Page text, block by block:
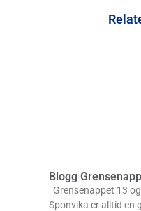
Blogg
Grensenappet 13
Sponvika er alltid en